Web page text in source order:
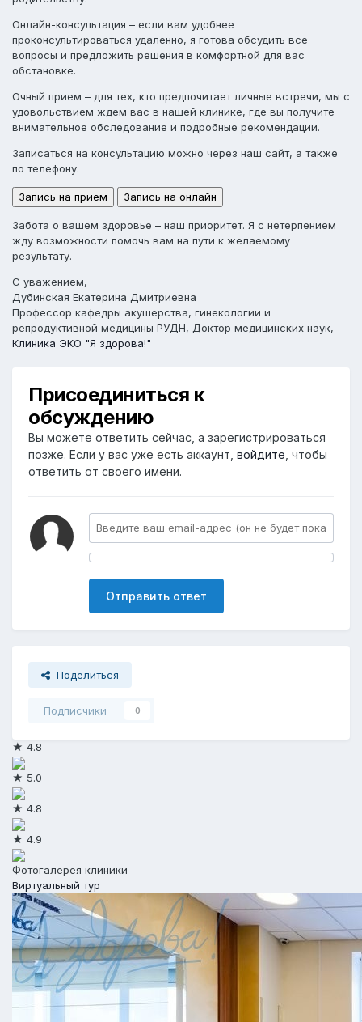
Онлайн-консультация – если вам удобнее
проконсультироваться удаленно, я готова обсудить все
вопросы и предложить решения в комфортной для вас
обстановке.
Очный прием – для тех, кто предпочитает личные встречи, мы с
удовольствием ждем вас в нашей клинике, где вы получите
внимательное обследование и подробные рекомендации.
Записаться на консультацию можно через наш сайт, а также
по телефону.
Запись на прием Запись на онлайн
Забота о вашем здоровье – наш приоритет. Я с нетерпением
жду возможности помочь вам на пути к желаемому
результату.
С уважением,
Дубинская Екатерина Дмитриевна
Профессор кафедры акушерства, гинекологии и
репродуктивной медицины РУДН, Доктор медицинских наук,
Клиника ЭКО "Я здорова!"
Присоединиться к
обсуждению
Вы можете ответить сейчас, а зарегистрироваться
позже. Если у вас уже есть аккаунт, войдите , чтобы
ответить от своего имени.
Отправить ответ
Поделиться
Подписчики 0
★ 4.8
★ 5.0
★ 4.8
★ 4.9
Фотогалерея клиники
Виртуальный тур